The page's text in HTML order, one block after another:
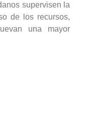
supervisen la
de los recursos,
una mayor